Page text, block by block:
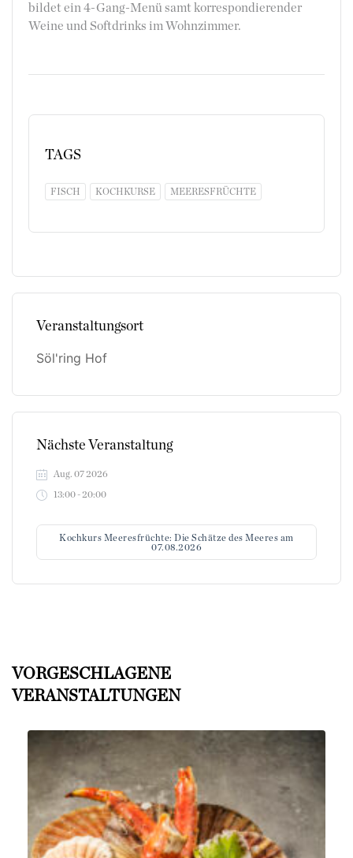
bildet ein 4-Gang-Menü samt korrespondierender
Weine und Softdrinks im Wohnzimmer.
TAGS
FISCH KOCHKURSE MEERESFRÜCHTE
Veranstaltungsort
Söl'ring Hof
Nächste Veranstaltung
Kochkurs Meeresfrüchte: Die Schätze des Meeres am
07.08.2026
Aug. 07 2026
13:00 - 20:00
VORGESCHLAGENE
VERANSTALTUNGEN